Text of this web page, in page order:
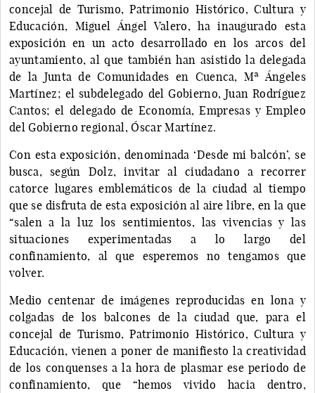
concejal de Turismo, Patrimonio Histórico, Cultura y
Educación, Miguel Ángel Valero, ha inaugurado esta
exposición en un acto desarrollado en los arcos del
ayuntamiento, al que también han asistido la delegada
de la Junta de Comunidades en Cuenca, Mª Ángeles
Martínez; el subdelegado del Gobierno, Juan Rodríguez
Cantos; el delegado de Economía, Empresas y Empleo
del Gobierno regional, Óscar Martínez.
Con esta exposición, denominada ‘Desde mi balcón’, se
busca, según Dolz, invitar al ciudadano a recorrer
catorce lugares emblemáticos de la ciudad al tiempo
que se disfruta de esta exposición al aire libre, en la que
“salen a la luz los sentimientos, las vivencias y las
situaciones experimentadas a lo largo del
confinamiento, al que esperemos no tengamos que
volver.
Medio centenar de imágenes reproducidas en lona y
colgadas de los balcones de la ciudad que, para el
concejal de Turismo, Patrimonio Histórico, Cultura y
Educación, vienen a poner de manifiesto la creatividad
de los conquenses a la hora de plasmar ese periodo de
confinamiento, que “hemos vivido hacia dentro,